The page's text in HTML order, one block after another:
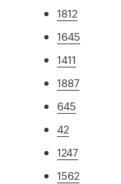
1812
1645
1411
1887
645
42
1247
1562